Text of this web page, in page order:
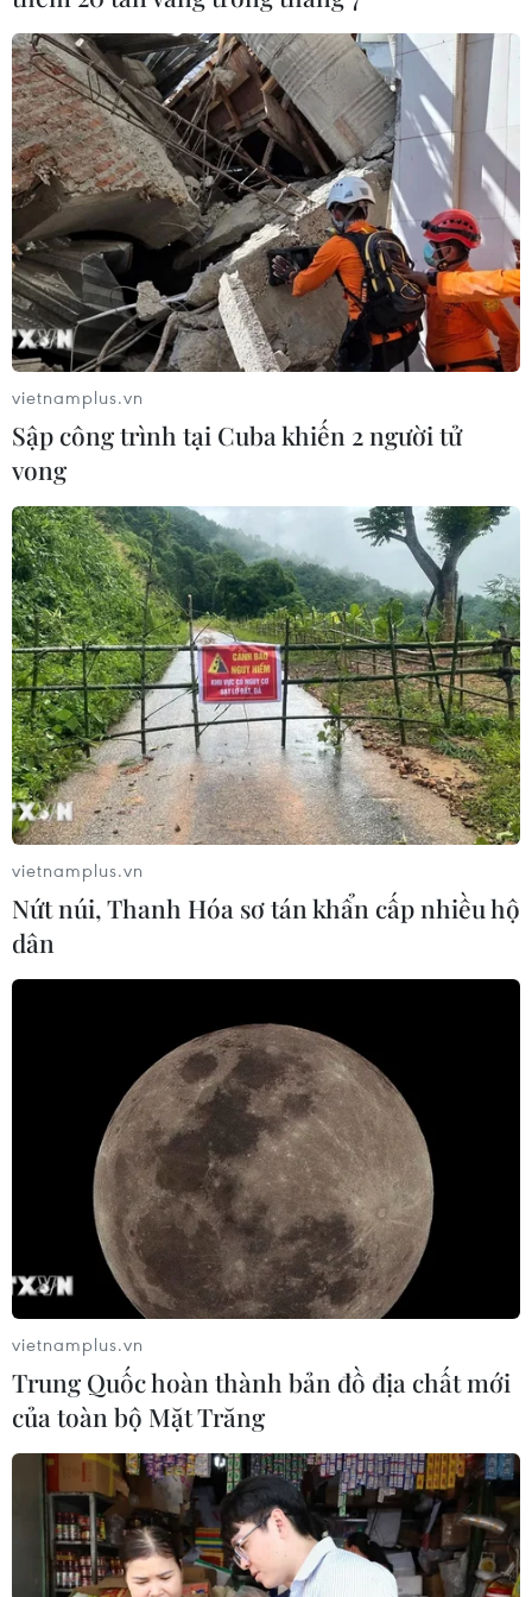
TIN CÙNG CHUYÊN MỤC
Canada áp dụng biện pháp tự vệ tạm
thời với tủ gỗ và tủ lavabo nhập khẩu
07/08/2026 14:52
vietnamplus.vn
Sập công trình tại Cuba khiến 2 người tử
vong
vietnamplus.vn
Nứt núi, Thanh Hóa sơ tán khẩn cấp nhiều hộ
dân
vietnamplus.vn
Trung Quốc hoàn thành bản đồ địa chất mới
của toàn bộ Mặt Trăng